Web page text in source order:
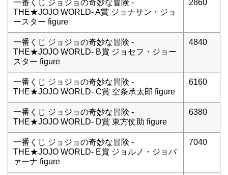
一番くじ ジョジョの奇妙な冒険 -
THE★JOJO WORLD- A賞 ジョナサン・ジョ
ースター figure
2860
一番くじ ジョジョの奇妙な冒険 -
THE★JOJO WORLD- B賞 ジョセフ・ジョー
スター figure
4840
一番くじ ジョジョの奇妙な冒険 -
THE★JOJO WORLD- C賞 空条承太郎 figure
6160
一番くじ ジョジョの奇妙な冒険 -
THE★JOJO WORLD- D賞 東方仗助 figure
6380
一番くじ ジョジョの奇妙な冒険 -
THE★JOJO WORLD- E賞 ジョルノ・ジョバ
ァーナ figure
7040